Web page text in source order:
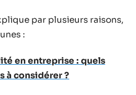
par plusieurs raisons,
:
en entreprise : quels
à considérer ?